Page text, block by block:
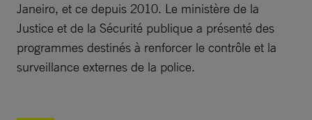
Janeiro, et ce depuis 2010. Le ministère de la
Justice et de la Sécurité publique a présenté des
programmes destinés à renforcer le contrôle et la
surveillance externes de la police.